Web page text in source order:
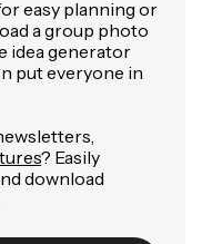
easy planning or
a group photo
idea generator
put everyone in
? Easily
download